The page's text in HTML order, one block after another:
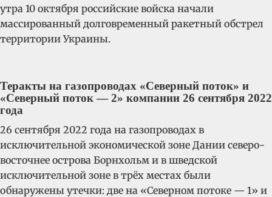
утра 10 октября российские войска начали
массированный долговременный ракетный обстрел
территории Украины.
Теракты на газопроводах «Северный поток» и
«Северный поток — 2» компании 26 сентября 2022
года
26 сентября 2022 года на газопроводах в
исключительной экономической зоне Дании северо-
восточнее острова Борнхольм и в шведской
исключительной зоне в трёх местах были
обнаружены утечки: две на «Северном потоке — 1» и